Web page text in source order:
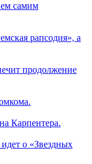
самим
рапсодия», а
продолжение
Карпентера.
о «Звездных